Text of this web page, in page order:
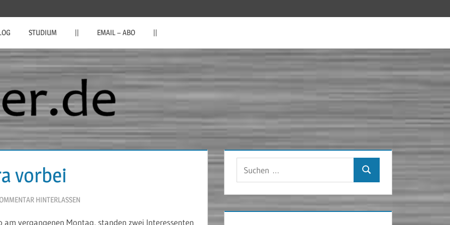
STUDIUM || EMAIL – ABO ||
vorbei
HINTERLASSEN
am vergangenen Montag, standen zwei Interessenten
Suchen